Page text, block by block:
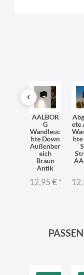
AALBOR
G
Wandleuc
hte Down
Außenber
eich
Braun
Antik
12,95 €*
ete